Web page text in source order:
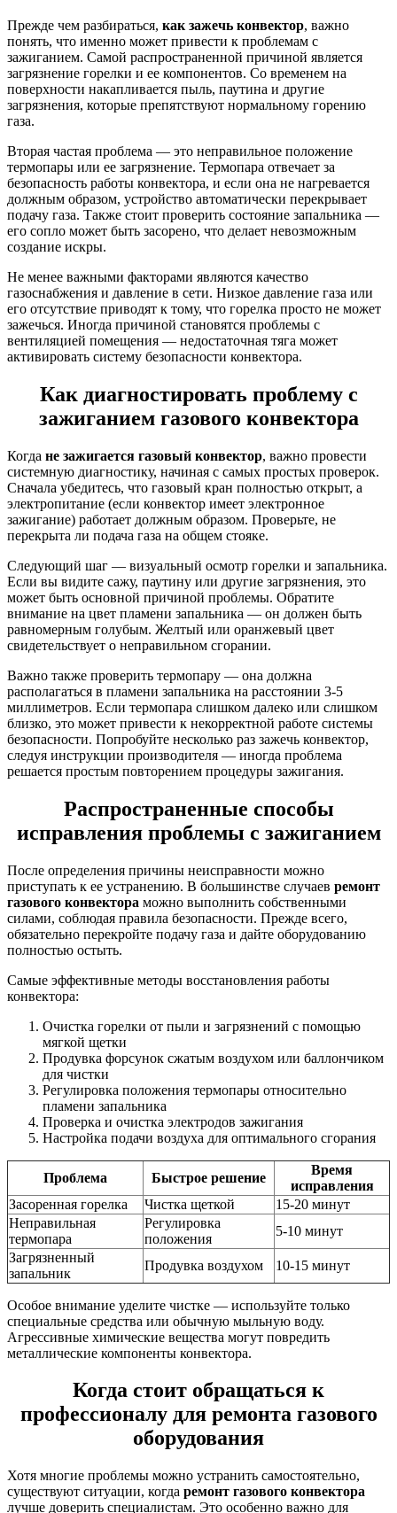
Прежде чем разбираться, как зажечь конвектор, важно
понять, что именно может привести к проблемам с
зажиганием. Самой распространенной причиной является
загрязнение горелки и ее компонентов. Со временем на
поверхности накапливается пыль, паутина и другие
загрязнения, которые препятствуют нормальному горению
газа.
Вторая частая проблема — это неправильное положение
термопары или ее загрязнение. Термопара отвечает за
безопасность работы конвектора, и если она не нагревается
должным образом, устройство автоматически перекрывает
подачу газа. Также стоит проверить состояние запальника —
его сопло может быть засорено, что делает невозможным
создание искры.
Не менее важными факторами являются качество
газоснабжения и давление в сети. Низкое давление газа или
его отсутствие приводят к тому, что горелка просто не может
зажечься. Иногда причиной становятся проблемы с
вентиляцией помещения — недостаточная тяга может
активировать систему безопасности конвектора.
Как диагностировать проблему с
зажиганием газового конвектора
Когда не зажигается газовый конвектор, важно провести
системную диагностику, начиная с самых простых проверок.
Сначала убедитесь, что газовый кран полностью открыт, а
электропитание (если конвектор имеет электронное
зажигание) работает должным образом. Проверьте, не
перекрыта ли подача газа на общем стояке.
Следующий шаг — визуальный осмотр горелки и запальника.
Если вы видите сажу, паутину или другие загрязнения, это
может быть основной причиной проблемы. Обратите
внимание на цвет пламени запальника — он должен быть
равномерным голубым. Желтый или оранжевый цвет
свидетельствует о неправильном сгорании.
Важно также проверить термопару — она должна
располагаться в пламени запальника на расстоянии 3-5
миллиметров. Если термопара слишком далеко или слишком
близко, это может привести к некорректной работе системы
безопасности. Попробуйте несколько раз зажечь конвектор,
следуя инструкции производителя — иногда проблема
решается простым повторением процедуры зажигания.
Распространенные способы
исправления проблемы с зажиганием
После определения причины неисправности можно
приступать к ее устранению. В большинстве случаев ремонт
газового конвектора можно выполнить собственными
силами, соблюдая правила безопасности. Прежде всего,
обязательно перекройте подачу газа и дайте оборудованию
полностью остыть.
Самые эффективные методы восстановления работы
конвектора:
Очистка горелки от пыли и загрязнений с помощью
мягкой щетки
Продувка форсунок сжатым воздухом или баллончиком
для чистки
Регулировка положения термопары относительно
пламени запальника
Проверка и очистка электродов зажигания
Настройка подачи воздуха для оптимального сгорания
Проблема Быстрое решение
Время
исправления
Засоренная горелка
Чистка щеткой
15-20 минут
Неправильная
термопара
Регулировка
положения
5-10 минут
Загрязненный
запальник
Продувка воздухом 10-15 минут
Особое внимание уделите чистке — используйте только
специальные средства или обычную мыльную воду.
Агрессивные химические вещества могут повредить
металлические компоненты конвектора.
Когда стоит обращаться к
профессионалу для ремонта газового
оборудования
Хотя многие проблемы можно устранить самостоятельно,
существуют ситуации, когда ремонт газового конвектора
лучше доверить специалистам. Это особенно важно для